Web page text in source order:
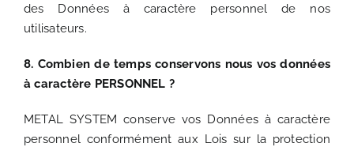
des Données à caractère personnel de nos
utilisateurs.
8. Combien de temps conservons nous vos données
à caractère PERSONNEL ?
METAL SYSTEM conserve vos Données à caractère
personnel conformément aux Lois sur la protection